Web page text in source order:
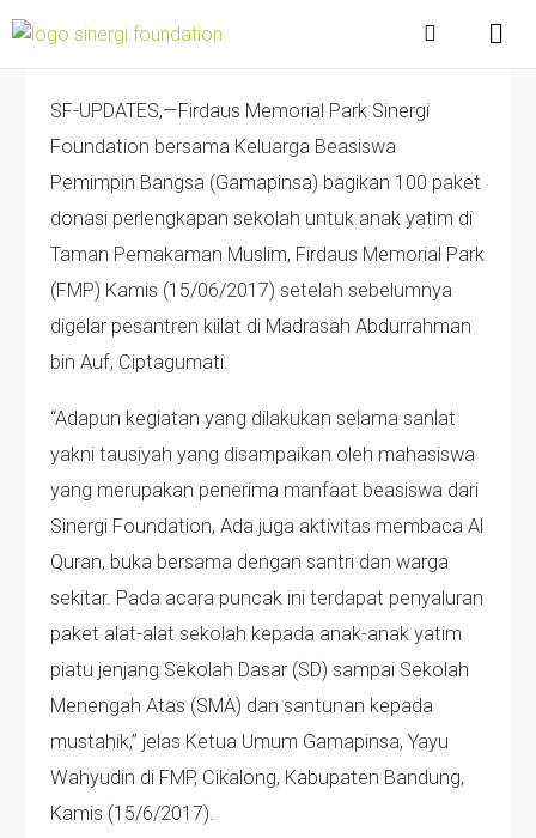
SF-UPDATES,—Firdaus Memorial Park Sinergi
Foundation bersama Keluarga Beasiswa
Pemimpin Bangsa (Gamapinsa) bagikan 100 paket
donasi perlengkapan sekolah untuk anak yatim di
Taman Pemakaman Muslim, Firdaus Memorial Park
(FMP) Kamis (15/06/2017) setelah sebelumnya
digelar pesantren kiilat di Madrasah Abdurrahman
bin Auf, Ciptagumati.
“Adapun kegiatan yang dilakukan selama sanlat
yakni tausiyah yang disampaikan oleh mahasiswa
yang merupakan penerima manfaat beasiswa dari
Sinergi Foundation, Ada juga aktivitas membaca Al
Quran, buka bersama dengan santri dan warga
sekitar. Pada acara puncak ini terdapat penyaluran
paket alat-alat sekolah kepada anak-anak yatim
piatu jenjang Sekolah Dasar (SD) sampai Sekolah
Menengah Atas (SMA) dan santunan kepada
mustahik,” jelas Ketua Umum Gamapinsa, Yayu
Wahyudin di FMP, Cikalong, Kabupaten Bandung,
Kamis (15/6/2017).